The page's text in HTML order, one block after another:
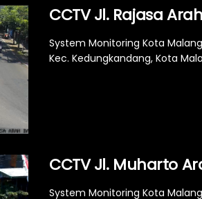
CCTV Jl. Rajasa
System Monitoring Kota Malang
Kec. Kedungkandang, Kota
CCTV Jl. Muharto
System Monitoring Kota